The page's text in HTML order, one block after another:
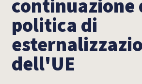
continuazione
politica di
dell'UE